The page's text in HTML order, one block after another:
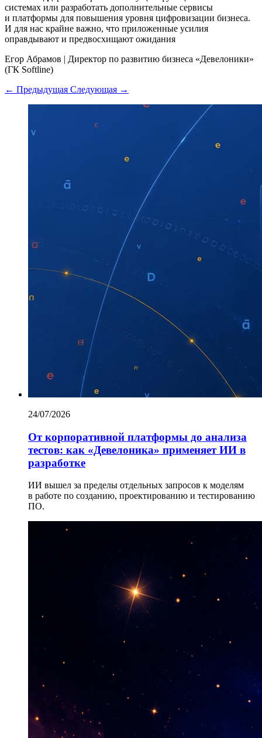
системах или разработать дополнительные сервисы
и платформы для повышения уровня цифровизации бизнеса.
И для нас крайне важно, что приложенные усилия
оправдывают и предвосхищают ожидания
Егор Абрамов | Директор по развитию бизнеса «Девелоники»
(ГК Softline)
← Предыдущая Следующая →
24/07/2026
От корпоративной платформы до анализа
тестов: как «Девелоника» применяет ИИ в
разработке
ИИ вышел за пределы отдельных запросов к моделям
в работе по созданию, проектированию и тестированию
ПО.